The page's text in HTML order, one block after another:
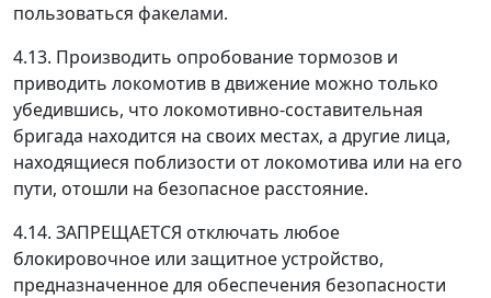
пользоваться факелами.
4.13. Производить опробование тормозов и
приводить локомотив в движение можно только
убедившись, что локомотивно-составительная
бригада находится на своих местах, а другие лица,
находящиеся поблизости от локомотива или на его
пути, отошли на безопасное расстояние.
4.14. ЗАПРЕЩАЕТСЯ отключать любое
блокировочное или защитное устройство,
предназначенное для обеспечения безопасности